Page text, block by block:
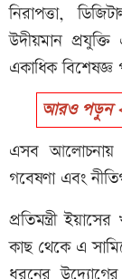
নিরাপত্তা,
উদীয়মান
একাধিক
আরও পড়ুন
এসব আলোচনায়
গবেষণা এবং
প্রতিমন্ত্রী
কাছ থেকে এ